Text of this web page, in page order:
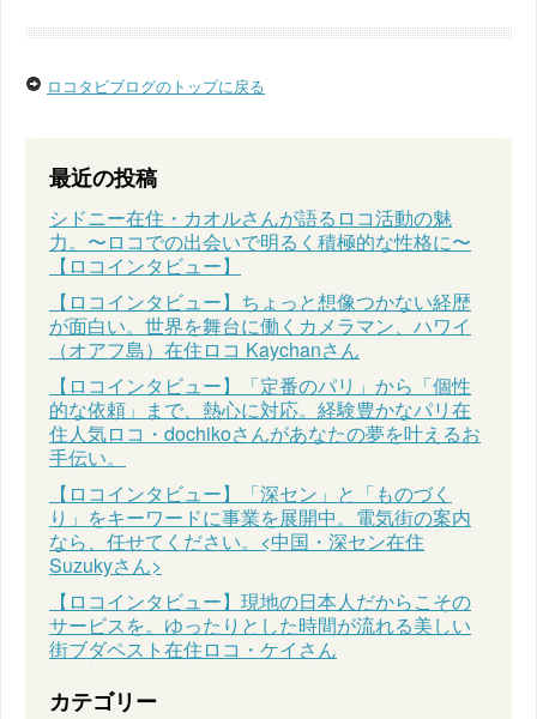
ロコタビブログのトップに戻る
最近の投稿
シドニー在住・カオルさんが語るロコ活動の魅
力。〜ロコでの出会いで明るく積極的な性格に〜
【ロコインタビュー】
【ロコインタビュー】ちょっと想像つかない経歴
が面白い。世界を舞台に働くカメラマン、ハワイ
（オアフ島）在住ロコ Kaychanさん
【ロコインタビュー】「定番のパリ」から「個性
的な依頼」まで、熱心に対応。経験豊かなパリ在
住人気ロコ・dochikoさんがあなたの夢を叶えるお
手伝い。
【ロコインタビュー】「深セン」と「ものづく
り」をキーワードに事業を展開中。電気街の案内
なら、任せてください。<中国・深セン在住
Suzukyさん>
【ロコインタビュー】現地の日本人だからこその
サービスを。ゆったりとした時間が流れる美しい
街ブダペスト在住ロコ・ケイさん
カテゴリー